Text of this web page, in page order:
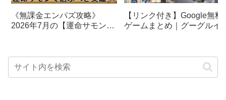
《無課金エンパズ攻略》
2026年7月の【運命サモン】
【リンク付き】Google無料
ゲームまとめ｜グーグルイ
クetc…